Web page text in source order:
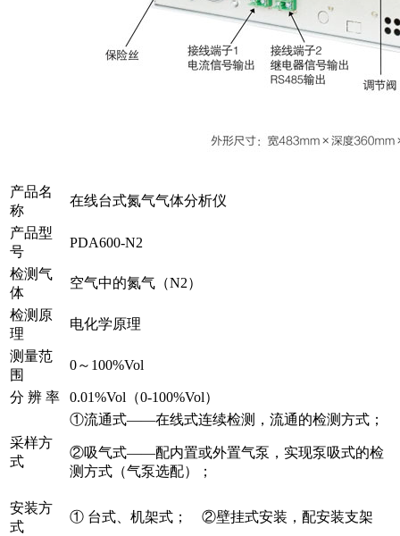
产品名
称
在线台式氮气气体分析仪
产品型
号
PDA600-N2
检测气
体
空气中的氮气（N2）
检测原
理
电化学原理
测量范
围
0～100%Vol
分 辨 率 0.01%Vol（0-100%Vol）
采样方
式
①流通式——在线式连续检测，流通的检测方式；
②吸气式——配内置或外置气泵，实现泵吸式的检
测方式（气泵选配）；
安装方
式
① 台式、机架式； ②壁挂式安装，配安装支架